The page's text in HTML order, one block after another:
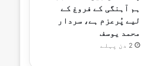
ہم آہنگی کے فروغ کے
لیے پُرعزم ہے، سردار
محمد یوسف
2 دن پہلے